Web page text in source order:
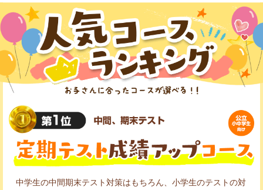
中学生の中間期末テスト対策はもちろん、小学生のテストの対